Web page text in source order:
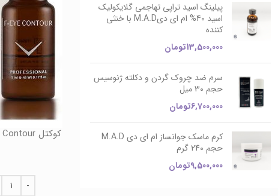
پیلینگ اسید تراپی تهاجمی گلایکولیک
اسید 40% ام ای دیM.A.D با خنثی
کننده
13,500,000تومان
سرم ضد چروک گردن و دکلته ژنوسیس
حجم 30 میل
6,700,000تومان
کرم ماسک جوانساز ام ای دی M.A.D
حجم 240 گرم
9,500,000تومان
کوکتل EYE Contour حجم 5 میل فیوژن Fusion